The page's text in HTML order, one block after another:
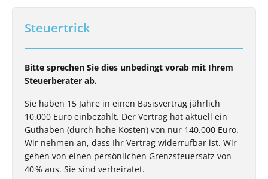
Steuertrick
Bitte sprechen Sie dies unbedingt vorab mit Ihrem
Steuerberater ab.
Sie haben 15 Jahre in einen Basisvertrag jährlich
10.000 Euro einbezahlt. Der Vertrag hat aktuell ein
Guthaben (durch hohe Kosten) von nur 140.000 Euro.
Wir nehmen an, dass Ihr Vertrag widerrufbar ist. Wir
gehen von einen persönlichen Grenzsteuersatz von
40 % aus. Sie sind verheiratet.